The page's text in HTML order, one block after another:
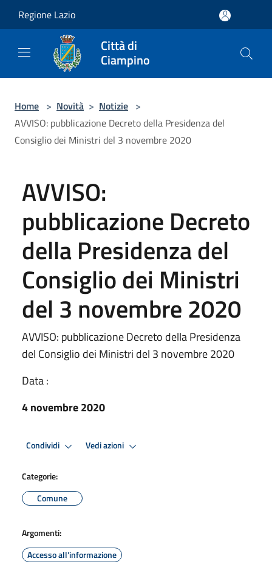
Regione Lazio
Città di
Ciampino
Home > Novità > Notizie >
AVVISO: pubblicazione Decreto della Presidenza del
Consiglio dei Ministri del 3 novembre 2020
AVVISO:
pubblicazione Decreto
della Presidenza del
Consiglio dei Ministri
del 3 novembre 2020
AVVISO: pubblicazione Decreto della Presidenza
del Consiglio dei Ministri del 3 novembre 2020
Data :
4 novembre 2020
Condividi Vedi azioni
Categorie:
Comune
Argomenti:
Accesso all'informazione